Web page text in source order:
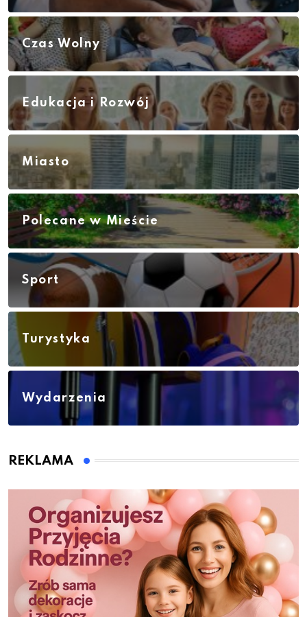
Czas Wolny
Edukacja i Rozwój
Miasto
Polecane w Mieście
Sport
Turystyka
Wydarzenia
REKLAMA